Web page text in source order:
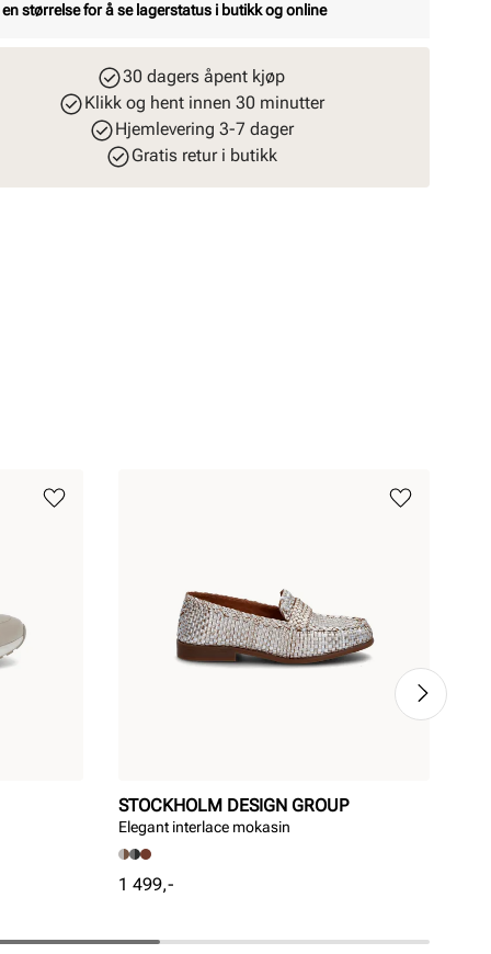
størrelse for å se lagerstatus i butikk og online
30 dagers åpent kjøp
Klikk og hent innen 30 minutter
Hjemlevering 3-7 dager
Gratis retur i butikk
STOCKHOLM DESIGN GROUP
Elegant interlace mokasin
Pris
1 499,-